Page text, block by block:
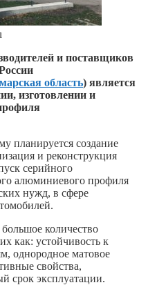
и поставщиков
область) является
изготовлении и
планируется создание
и реконструкция
серийного
алюминиевого профиля
нужд, в сфере
количество
как: устойчивость к
однородное матовое
свойства,
срок эксплуатации.